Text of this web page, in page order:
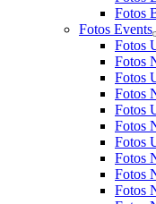
Fotos
Fotos Events
Fotos
Fotos
Fotos
Fotos
Fotos
Fotos
Fotos
Fotos
Fotos
Fotos